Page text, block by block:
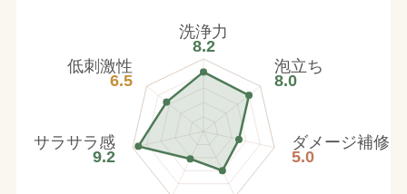
洗浄力
8.2
泡立ち
8.0
ダメージ補修
5.0
サラサラ感
9.2
低刺激性
6.5